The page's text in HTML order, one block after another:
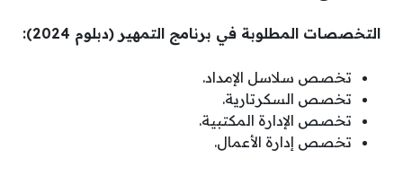
التخصصات المطلوبة في برنامج التمهير (دبلوم 2024):
تخصص سلاسل الإمداد.
تخصص السكرتارية.
تخصص الإدارة المكتبية.
تخصص إدارة الأعمال.